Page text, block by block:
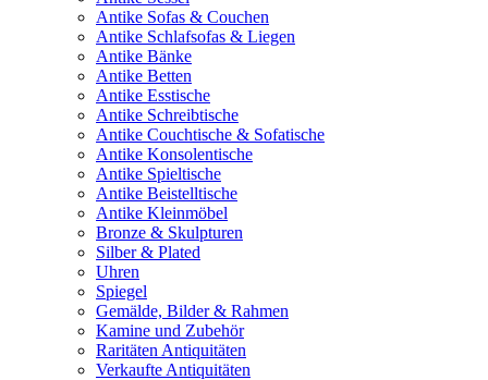
Antike Sofas & Couchen
Antike Schlafsofas & Liegen
Antike Bänke
Antike Betten
Antike Esstische
Antike Schreibtische
Antike Couchtische & Sofatische
Antike Konsolentische
Antike Spieltische
Antike Beistelltische
Antike Kleinmöbel
Bronze & Skulpturen
Silber & Plated
Uhren
Spiegel
Gemälde, Bilder & Rahmen
Kamine und Zubehör
Raritäten Antiquitäten
Verkaufte Antiquitäten